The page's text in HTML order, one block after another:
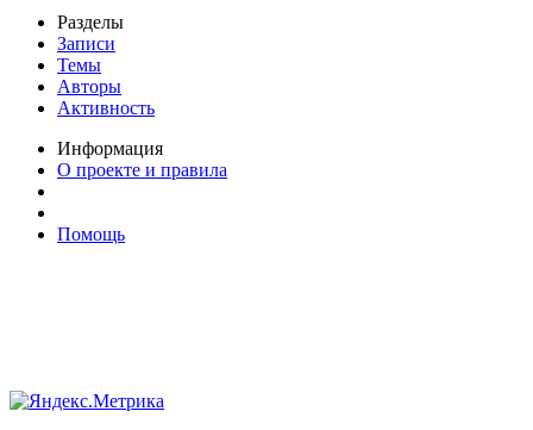
Разделы
Записи
Темы
Авторы
Активность
Информация
О проекте и правила
Помощь